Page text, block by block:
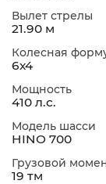
Вылет стрелы
21.90 м
Колесная
6х4
Мощность
410 л.с.
Модель шасси
HINO 700
Грузовой
19 тм